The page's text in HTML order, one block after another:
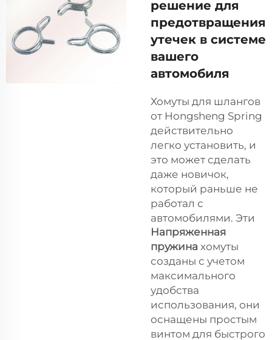
решение для
предотвращения
утечек в системе
вашего
автомобиля
Хомуты для шлангов
от Hongsheng Spring
действительно
легко установить, и
это может сделать
даже новичок,
который раньше не
работал с
автомобилями. Эти
Напряженная
пружина хомуты
созданы с учетом
максимального
удобства
использования, они
оснащены простым
винтом для быстрого